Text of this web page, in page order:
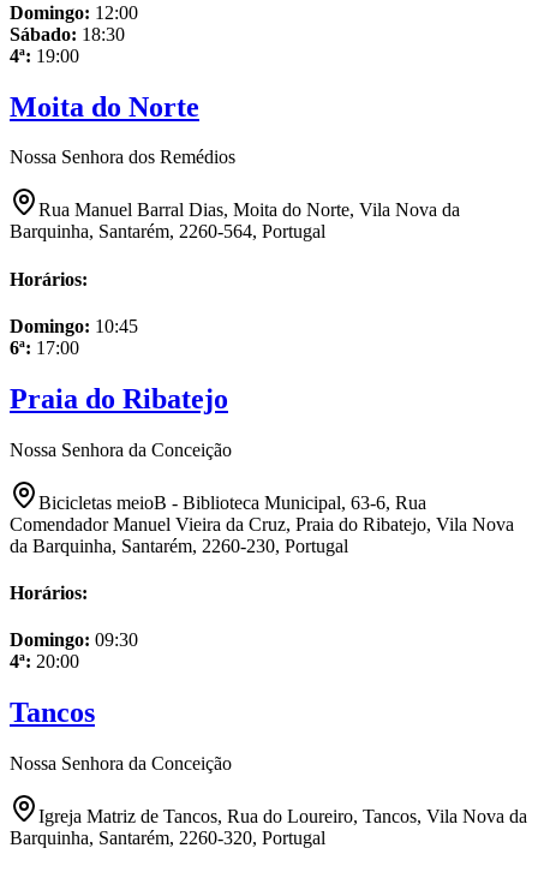
Domingo: 12:00
Sábado: 18:30
4ª: 19:00
Moita do Norte
Nossa Senhora dos Remédios
Rua Manuel Barral Dias, Moita do Norte, Vila Nova da
Barquinha, Santarém, 2260-564, Portugal
Horários:
Domingo: 10:45
6ª: 17:00
Praia do Ribatejo
Nossa Senhora da Conceição
Bicicletas meioB - Biblioteca Municipal, 63-6, Rua
Comendador Manuel Vieira da Cruz, Praia do Ribatejo, Vila Nova
da Barquinha, Santarém, 2260-230, Portugal
Horários:
Domingo: 09:30
4ª: 20:00
Tancos
Nossa Senhora da Conceição
Igreja Matriz de Tancos, Rua do Loureiro, Tancos, Vila Nova da
Barquinha, Santarém, 2260-320, Portugal